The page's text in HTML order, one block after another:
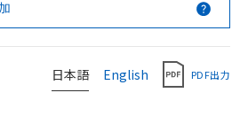
日本語 English PDF出力